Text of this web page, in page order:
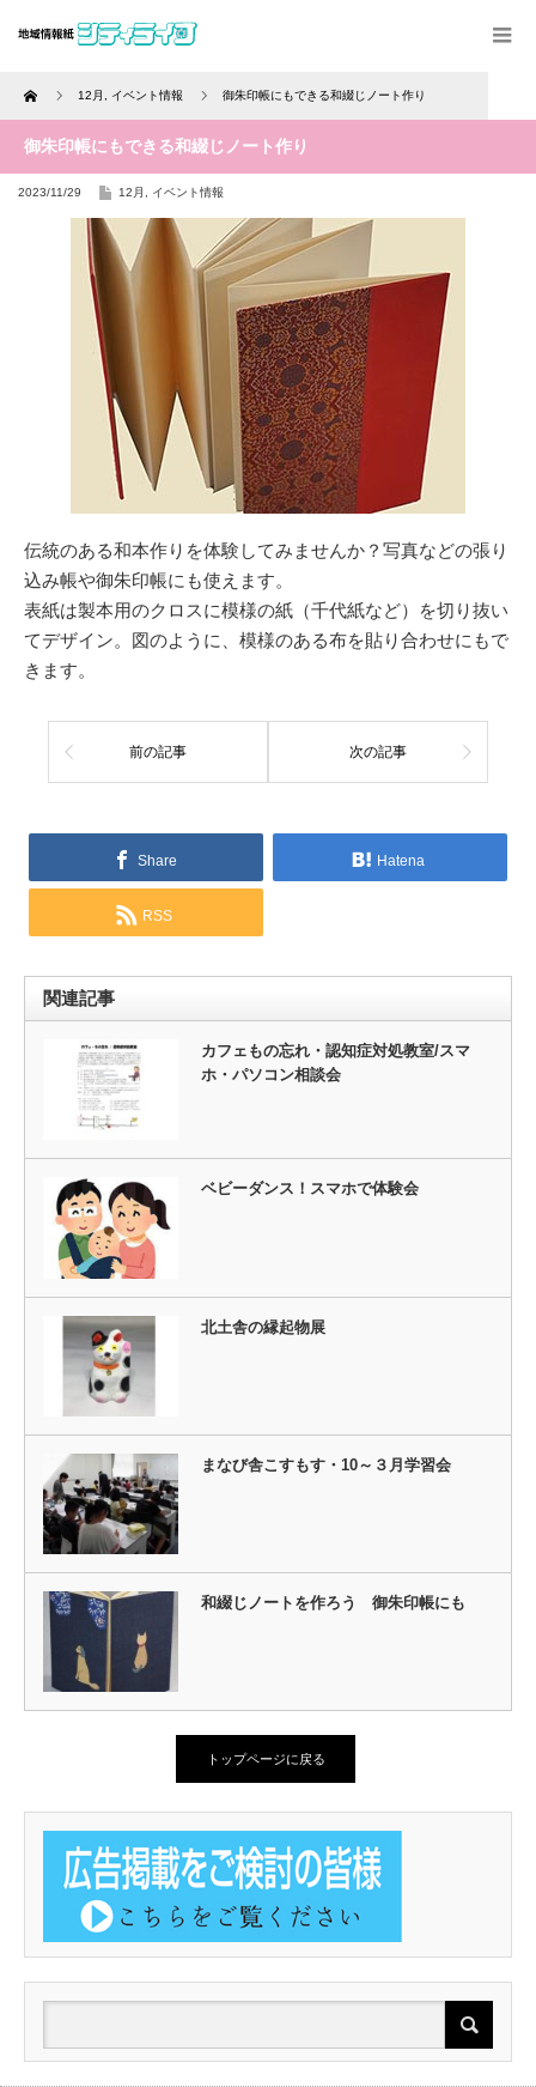
Home 12月 イベント情報 御朱印帳にもできる和綴じノート作り
御朱印帳にもできる和綴じノート作り
2023/11/29 12月 イベント情報
伝統のある和本作りを体験してみませんか？写真などの張り
込み帳や御朱印帳にも使えます。
表紙は製本用のクロスに模様の紙（千代紙など）を切り抜い
てデザイン。図のように、模様のある布を貼り合わせにもで
きます。
前の記事 次の記事
Share Hatena
RSS
関連記事
カフェもの忘れ・認知症対処教室/スマ
ホ・パソコン相談会
ベビーダンス！スマホで体験会
北土舎の縁起物展
まなび舎こすもす・10～３月学習会
和綴じノートを作ろう 御朱印帳にも
トップページに戻る